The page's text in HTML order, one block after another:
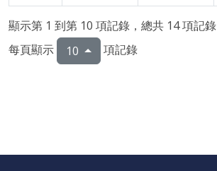
顯示第 1 到第 10 項記錄，總共 14 項記錄
每頁顯示
10 項記錄